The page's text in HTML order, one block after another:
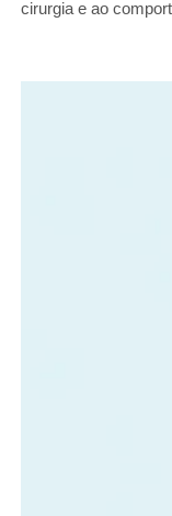
cirurgia e ao